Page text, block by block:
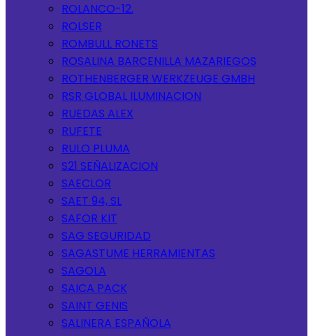
ROLANCO-12.
ROLSER
ROMBULL RONETS
ROSALINA BARCENILLA MAZARIEGOS
ROTHENBERGER WERKZEUGE GMBH
RSR GLOBAL ILUMINACION
RUEDAS ALEX
RUFETE
RULO PLUMA
S21 SEÑALIZACION
SAECLOR
SAET 94, SL
SAFOR KIT
SAG SEGURIDAD
SAGASTUME HERRAMIENTAS
SAGOLA
SAICA PACK
SAINT GENIS
SALINERA ESPAÑOLA